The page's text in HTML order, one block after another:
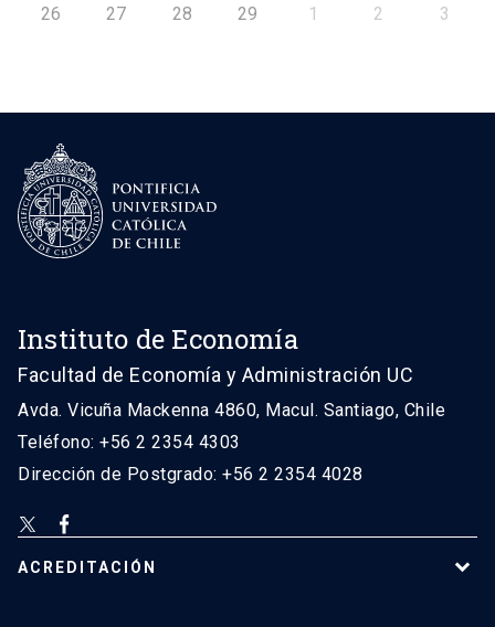
26 27 28 29 1 2 3
Instituto de Economía
Facultad de Economía y Administración UC
Avda. Vicuña Mackenna 4860, Macul. Santiago, Chile
Teléfono: +56 2 2354 4303
Dirección de Postgrado: +56 2 2354 4028
ACREDITACIÓN